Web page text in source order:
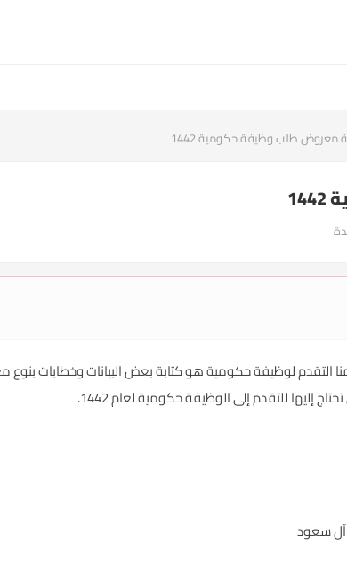
معروض طلب وظيفة حكومية 1442
طلب وظيفة حكومية 1442 ، يحتاج منا التقدم لوظيفة حكومية هو كتابة بعض
إليها للتقدم إلى الوظيفة حكومية لعام 1442.
آل سعود